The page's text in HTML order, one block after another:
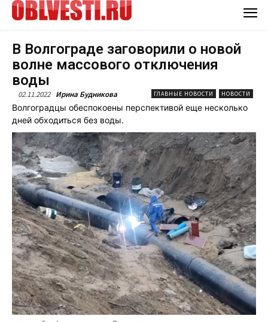
В Волгограде заговорили о новой
волне массового отключения
воды
02.11.2022 Ирина Будникова ГЛАВНЫЕ НОВОСТИ НОВОСТИ
Волгоградцы обеспокоены перспективой еще несколько
дней обходиться без воды.